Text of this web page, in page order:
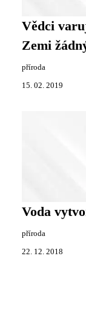
Vědci
Zemi
příroda
15. 02. 2019
Voda
příroda
22. 12. 2018